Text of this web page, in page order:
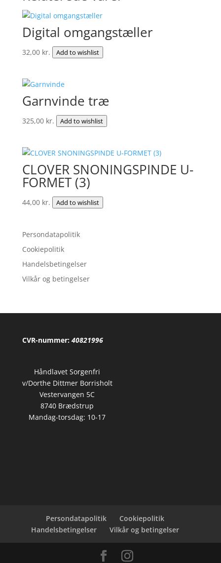
Digital omgangstæller
32,00 kr. Add to wishlist
Garnvinde træ
325,00 kr. Add to wishlist
CLOVER SNONINGSPINDE U-
FORMET (3)
44,00 kr. Add to wishlist
Persondatapolitik
Cookiepolitik
Handelsbetingelser
Vilkår og betingelser
CVR-nummer: 40821996
Håndlavet Sorgenfri
v/Dorthe Dittmer Borrisholt
Vestervangen 5C
8740 Brædstrup
Mandag-torsdag: 10-17
Persondatapolitik
Cookiepolitik
Handelsbetingelser
Vilkår og betingelser